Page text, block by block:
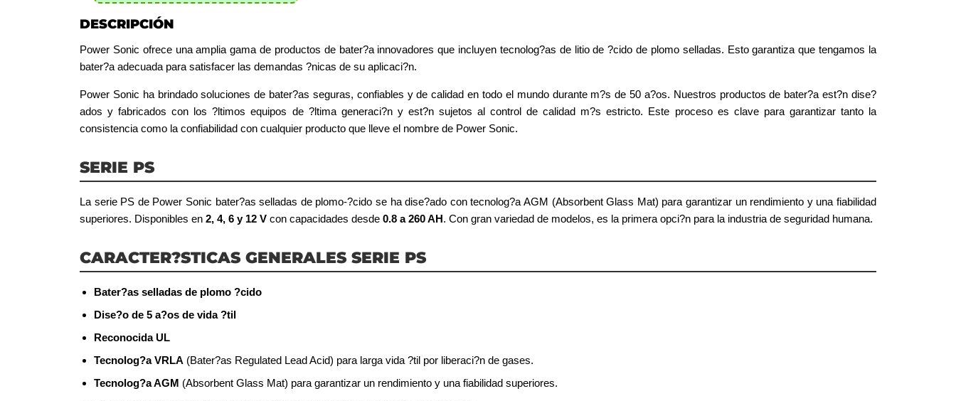
DESCRIPCIÓN
Power Sonic ofrece una amplia gama de productos de bater?a innovadores que incluyen tecnolog?as de litio de ?cido de plomo selladas. Esto garantiza que tengamos la
bater?a adecuada para satisfacer las demandas ?nicas de su aplicaci?n.
Power Sonic ha brindado soluciones de bater?as seguras, confiables y de calidad en todo el mundo durante m?s de 50 a?os. Nuestros productos de bater?a est?n dise?
ados y fabricados con los ?ltimos equipos de ?ltima generaci?n y est?n sujetos al control de calidad m?s estricto. Este proceso es clave para garantizar tanto la
consistencia como la confiabilidad con cualquier producto que lleve el nombre de Power Sonic.
SERIE PS
La serie PS de Power Sonic bater?as selladas de plomo-?cido se ha dise?ado con tecnolog?a AGM (Absorbent Glass Mat) para garantizar un rendimiento y una fiabilidad
superiores. Disponibles en 2, 4, 6 y 12 V con capacidades desde 0.8 a 260 AH. Con gran variedad de modelos, es la primera opci?n para la industria de seguridad humana.
CARACTER?STICAS GENERALES SERIE PS
Bater?as selladas de plomo ?cido
Dise?o de 5 a?os de vida ?til
Reconocida UL
Tecnolog?a VRLA (Bater?as Regulated Lead Acid) para larga vida ?til por liberaci?n de gases.
Tecnolog?a AGM (Absorbent Glass Mat) para garantizar un rendimiento y una fiabilidad superiores.